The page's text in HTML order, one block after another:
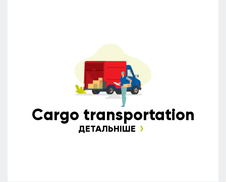
Сargo transportation
ДЕТАЛЬНІШЕ